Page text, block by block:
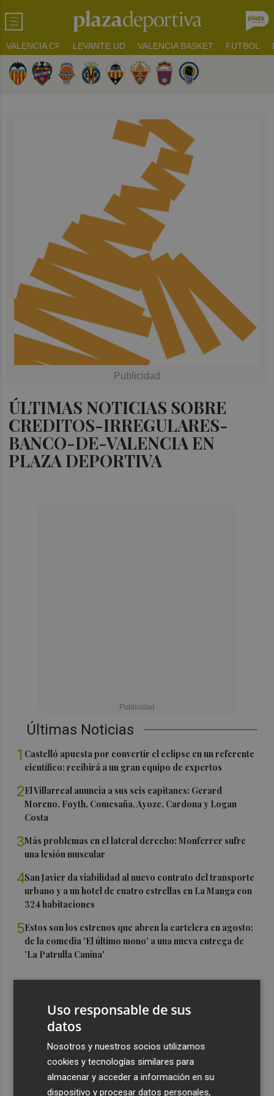
VALENCIA CF LEVANTE UD VALENCIA BASKET FUTBOL
ÚLTIMAS NOTICIAS SOBRE
CREDITOS-IRREGULARES-
BANCO-DE-VALENCIA EN
PLAZA DEPORTIVA
Últimas Noticias
1 Castelló apuesta por convertir el eclipse en un referente
científico: recibirá a un gran equipo de expertos
2El Villarreal anuncia a sus seis capitanes: Gerard
Moreno, Foyth, Comesaña, Ayoze, Cardona y Logan
Costa
3Más problemas en el lateral derecho: Monferrer sufre
una lesión muscular
4San Javier da viabilidad al nuevo contrato del transporte
urbano y a un hotel de cuatro estrellas en La Manga con
324 habitaciones
5Estos son los estrenos que abren la cartelera en agosto:
de la comedia 'El último mono' a una nueva entrega de
'La Patrulla Canina'
Uso responsable de sus
datos
Nosotros y nuestros socios utilizamos
cookies y tecnologías similares para
almacenar y acceder a información en su
dispositivo y procesar datos personales,